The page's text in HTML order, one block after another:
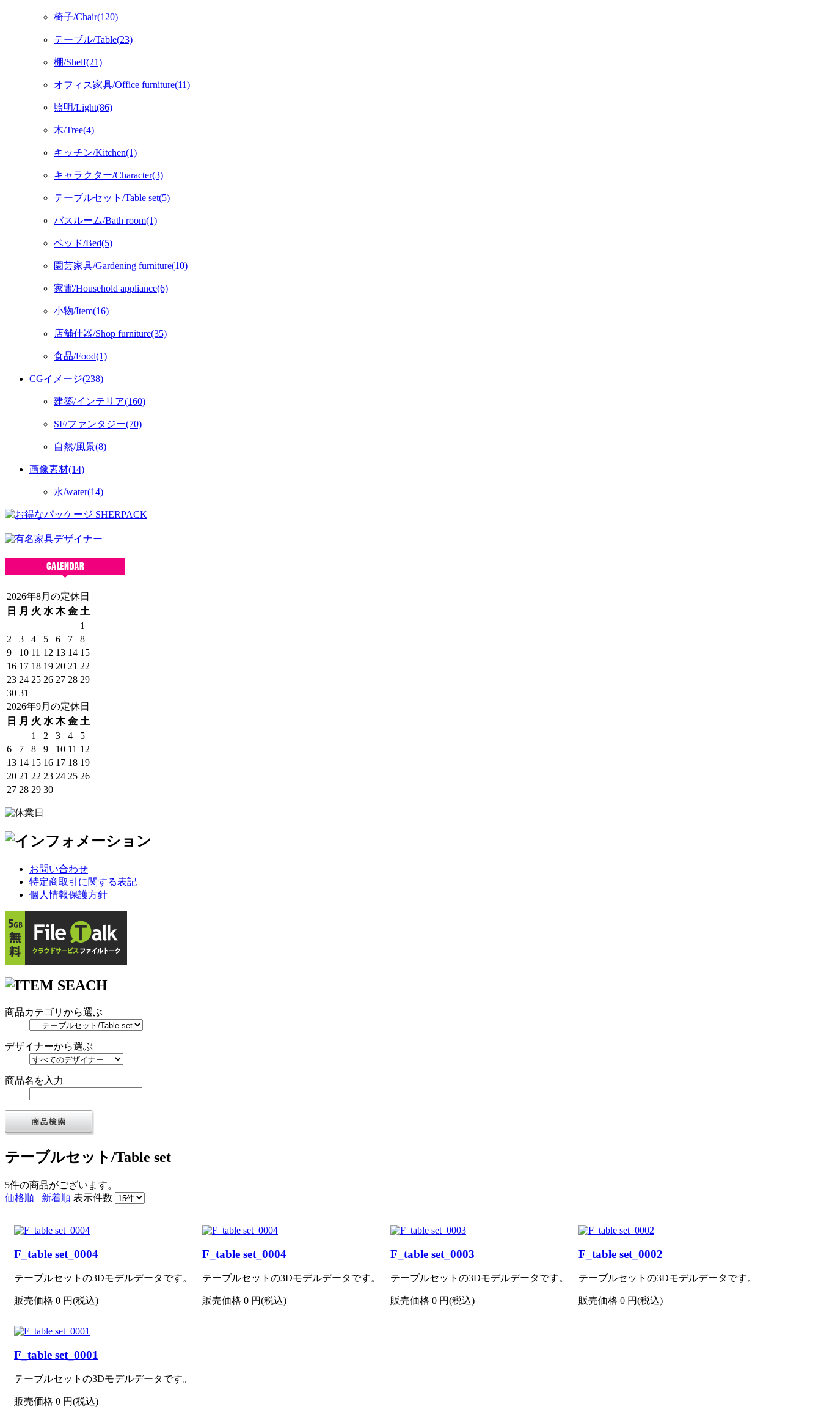
椅子/Chair(120)
テーブル/Table(23)
棚/Shelf(21)
オフィス家具/Office furniture(11)
照明/Light(86)
木/Tree(4)
キッチン/Kitchen(1)
キャラクター/Character(3)
テーブルセット/Table set(5)
バスルーム/Bath room(1)
ベッド/Bed(5)
園芸家具/Gardening furniture(10)
家電/Household appliance(6)
小物/Item(16)
店舗什器/Shop furniture(35)
食品/Food(1)
CGイメージ(238)
建築/インテリア(160)
SF/ファンタジー(70)
自然/風景(8)
画像素材(14)
水/water(14)
2026年8月の定休日
日
月 火 水 木 金 土
1
2
3 4 5 6 7
8
9
10 11 12 13 14 15
16 17 18 19 20 21 22
23 24 25 26 27 28 29
30 31
2026年9月の定休日
日
月 火 水 木 金 土
1
2 3 4
5
6
7 8 9 10 11 12
13 14 15 16 17 18 19
20 21 22 23 24 25 26
27 28 29 30
お問い合わせ
特定商取引に関する表記
個人情報保護方針
商品カテゴリから選ぶ
デザイナーから選ぶ
商品名を入力
テーブルセット/Table set
5件の商品がございます。
価格順
新着順 表示件数
F_table set_0004
テーブルセットの3Dモデルデータです。
販売価格 0 円(税込)
F_table set_0004
テーブルセットの3Dモデルデータです。
販売価格 0 円(税込)
F_table set_0003
テーブルセットの3Dモデルデータです。
販売価格 0 円(税込)
F_table set_0002
テーブルセットの3Dモデルデータです。
販売価格 0 円(税込)
F_table set_0001
テーブルセットの3Dモデルデータです。
販売価格 0 円(税込)